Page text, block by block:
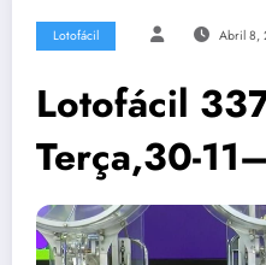
Lotofácil Abril 8,
Lotofácil
Terça,30-